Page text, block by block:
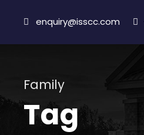
enquiry@isscc.com
Family
Tag